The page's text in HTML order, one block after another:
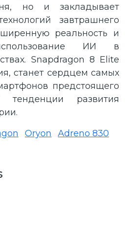
но и закладывает
завтрашнего
реальность и
ИИ в
Snapdragon 8 Elite
станет сердцем самых
предстоящего
тенденции развития
Oryon Adreno 830
процессора